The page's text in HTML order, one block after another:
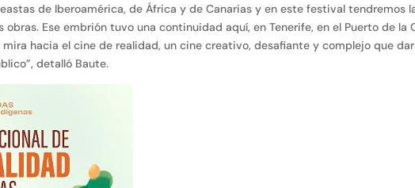
de Iberoamérica, de África y de Canarias y en este festival tendremos
Ese embrión tuvo una continuidad aquí, en Tenerife, en el Puerto de la
hacia el cine de realidad, un cine creativo, desafiante y complejo que
detalló Baute.